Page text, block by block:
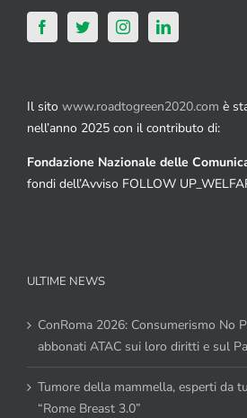
Il sito www.roadtogreen2020.com è
nell’anno 2025 con il contributo di:
Fondazione Nazionale delle
fondi dell’Avviso FOLLOW
ULTIME NEWS
ConRoma 2026: Consumerismo No
abbonati ATAC sui loro diritti e sul
Tumore della mammella, esperti da
“Rome Breast 3.0”